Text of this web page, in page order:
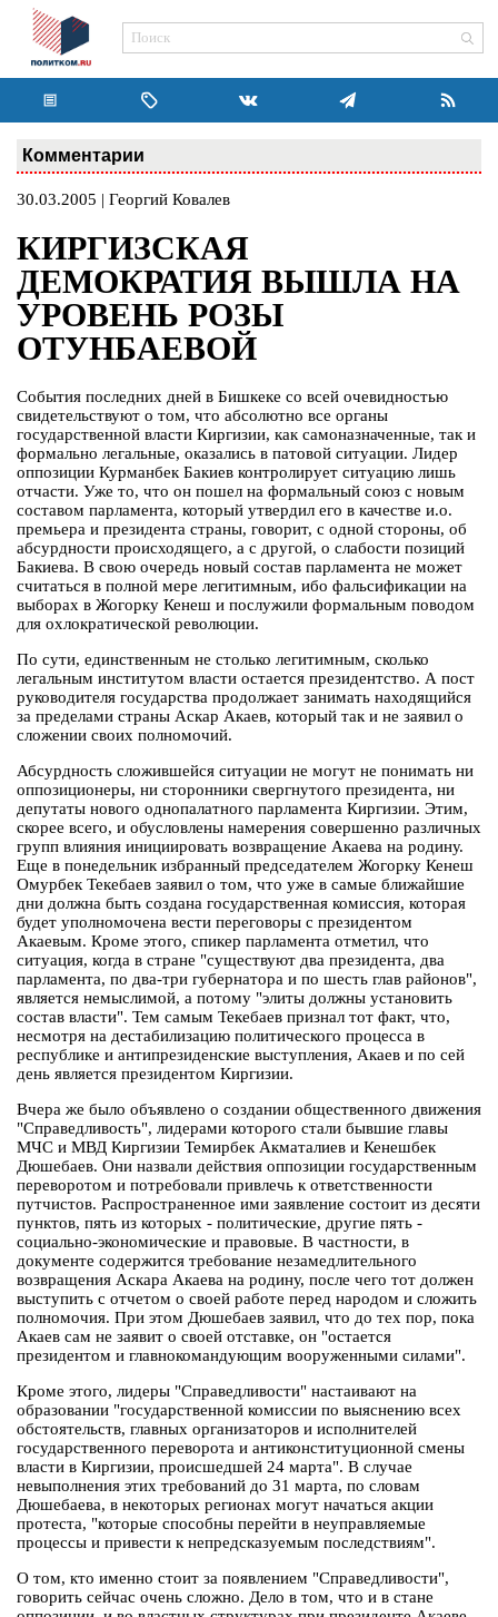
Комментарии
30.03.2005 | Георгий Ковалев
КИРГИЗСКАЯ
ДЕМОКРАТИЯ ВЫШЛА НА
УРОВЕНЬ РОЗЫ
ОТУНБАЕВОЙ
События последних дней в Бишкеке со всей очевидностью
свидетельствуют о том, что абсолютно все органы
государственной власти Киргизии, как самоназначенные, так и
формально легальные, оказались в патовой ситуации. Лидер
оппозиции Курманбек Бакиев контролирует ситуацию лишь
отчасти. Уже то, что он пошел на формальный союз с новым
составом парламента, который утвердил его в качестве и.о.
премьера и президента страны, говорит, с одной стороны, об
абсурдности происходящего, а с другой, о слабости позиций
Бакиева. В свою очередь новый состав парламента не может
считаться в полной мере легитимным, ибо фальсификации на
выборах в Жогорку Кенеш и послужили формальным поводом
для охлократической революции.
По сути, единственным не столько легитимным, сколько
легальным институтом власти остается президентство. А пост
руководителя государства продолжает занимать находящийся
за пределами страны Аскар Акаев, который так и не заявил о
сложении своих полномочий.
Абсурдность сложившейся ситуации не могут не понимать ни
оппозиционеры, ни сторонники свергнутого президента, ни
депутаты нового однопалатного парламента Киргизии. Этим,
скорее всего, и обусловлены намерения совершенно различных
групп влияния инициировать возвращение Акаева на родину.
Еще в понедельник избранный председателем Жогорку Кенеш
Омурбек Текебаев заявил о том, что уже в самые ближайшие
дни должна быть создана государственная комиссия, которая
будет уполномочена вести переговоры с президентом
Акаевым. Кроме этого, спикер парламента отметил, что
ситуация, когда в стране "существуют два президента, два
парламента, по два-три губернатора и по шесть глав районов",
является немыслимой, а потому "элиты должны установить
состав власти". Тем самым Текебаев признал тот факт, что,
несмотря на дестабилизацию политического процесса в
республике и антипрезиденские выступления, Акаев и по сей
день является президентом Киргизии.
Вчера же было объявлено о создании общественного движения
"Справедливость", лидерами которого стали бывшие главы
МЧС и МВД Киргизии Темирбек Акматалиев и Кенешбек
Дюшебаев. Они назвали действия оппозиции государственным
переворотом и потребовали привлечь к ответственности
путчистов. Распространенное ими заявление состоит из десяти
пунктов, пять из которых - политические, другие пять -
социально-экономические и правовые. В частности, в
документе содержится требование незамедлительного
возвращения Аскара Акаева на родину, после чего тот должен
выступить с отчетом о своей работе перед народом и сложить
полномочия. При этом Дюшебаев заявил, что до тех пор, пока
Акаев сам не заявит о своей отставке, он "остается
президентом и главнокомандующим вооруженными силами".
Кроме этого, лидеры "Справедливости" настаивают на
образовании "государственной комиссии по выяснению всех
обстоятельств, главных организаторов и исполнителей
государственного переворота и антиконституционной смены
власти в Киргизии, происшедшей 24 марта". В случае
невыполнения этих требований до 31 марта, по словам
Дюшебаева, в некоторых регионах могут начаться акции
протеста, "которые способны перейти в неуправляемые
процессы и привести к непредсказуемым последствиям".
О том, кто именно стоит за появлением "Справедливости",
говорить сейчас очень сложно. Дело в том, что и в стане